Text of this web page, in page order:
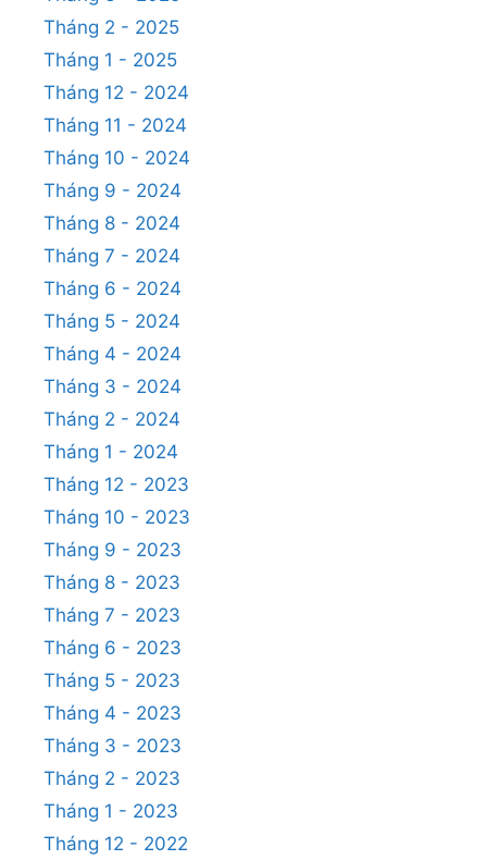
Tháng 2 - 2025
Tháng 1 - 2025
Tháng 12 - 2024
Tháng 11 - 2024
Tháng 10 - 2024
Tháng 9 - 2024
Tháng 8 - 2024
Tháng 7 - 2024
Tháng 6 - 2024
Tháng 5 - 2024
Tháng 4 - 2024
Tháng 3 - 2024
Tháng 2 - 2024
Tháng 1 - 2024
Tháng 12 - 2023
Tháng 10 - 2023
Tháng 9 - 2023
Tháng 8 - 2023
Tháng 7 - 2023
Tháng 6 - 2023
Tháng 5 - 2023
Tháng 4 - 2023
Tháng 3 - 2023
Tháng 2 - 2023
Tháng 1 - 2023
Tháng 12 - 2022